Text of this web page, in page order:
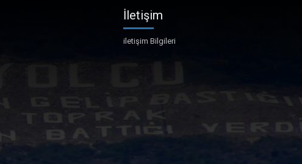
İletişim
iletişim Bilgileri